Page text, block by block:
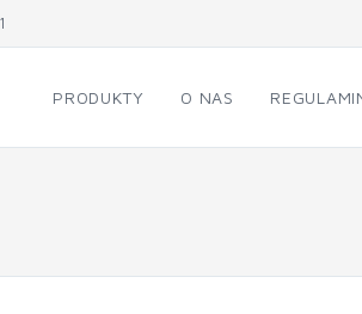
PRODUKTY O NAS